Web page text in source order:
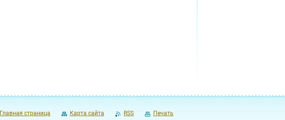
Главная страница Карта сайта RSS Печать